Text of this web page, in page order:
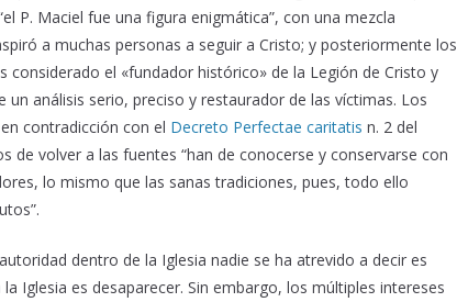
P. Maciel fue una figura enigmática”, con una mezcla
a muchas personas a seguir a Cristo; y posteriormente los
considerado el «fundador histórico» de la Legión de Cristo y
análisis serio, preciso y restaurador de las víctimas. Los
contradicción con el Decreto Perfectae caritatis n. 2 del
de volver a las fuentes “han de conocerse y conservarse con
lo mismo que las sanas tradiciones, pues, todo ello
dentro de la Iglesia nadie se ha atrevido a decir es
Iglesia es desaparecer. Sin embargo, los múltiples intereses